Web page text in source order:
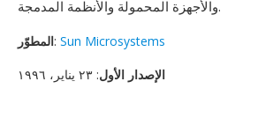
والأجهزة المحمولة والأنظمة المدمجة.
المطوّر: Sun Microsystems
الإصدار الأول: ٢٣ يناير، ١٩٩٦